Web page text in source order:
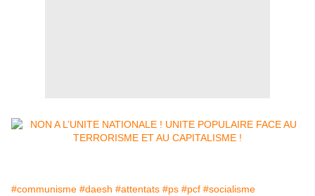
#communisme #daesh #attentats #ps #pcf #socialisme